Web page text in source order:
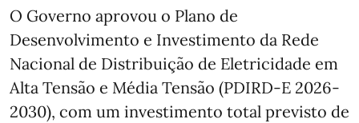
O Governo aprovou o Plano de
Desenvolvimento e Investimento da Rede
Nacional de Distribuição de Eletricidade em
Alta Tensão e Média Tensão (PDIRD-E 2026-
2030), com um investimento total previsto de